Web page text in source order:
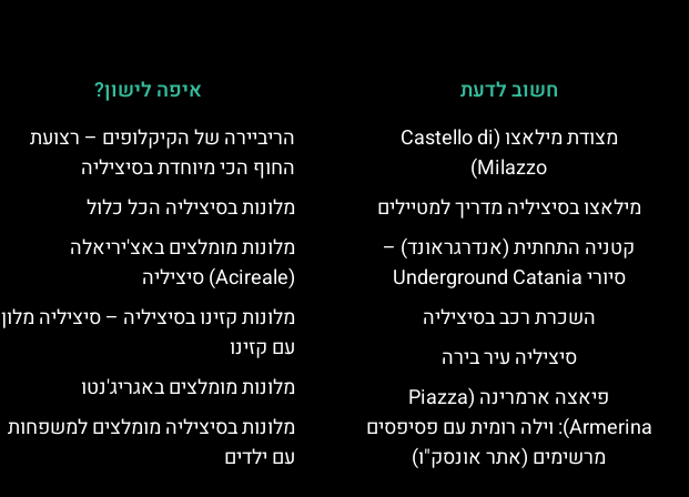
חשוב לדעת
מצודת מילאצו (Castello di
Milazzo)
מילאצו בסיציליה מדריך למטיילים
קטניה התחתית (אנדרגראונד) –
סיורי Underground Catania
השכרת רכב בסיציליה
סיציליה עיר בירה
פיאצה ארמרינה (Piazza
Armerina): וילה רומית עם פסיפסים
מרשימים (אתר אונסק"ו)
איפה לישון?
הריביירה של הקיקלופים – רצועת
החוף הכי מיוחדת בסיציליה
מלונות בסיציליה הכל כלול
מלונות מומלצים באצ'יריאלה
(Acireale) סיציליה
מלונות קזינו בסיציליה – סיציליה מלון
עם קזינו
מלונות מומלצים באגריג'נטו
מלונות בסיציליה מומלצים למשפחות
עם ילדים